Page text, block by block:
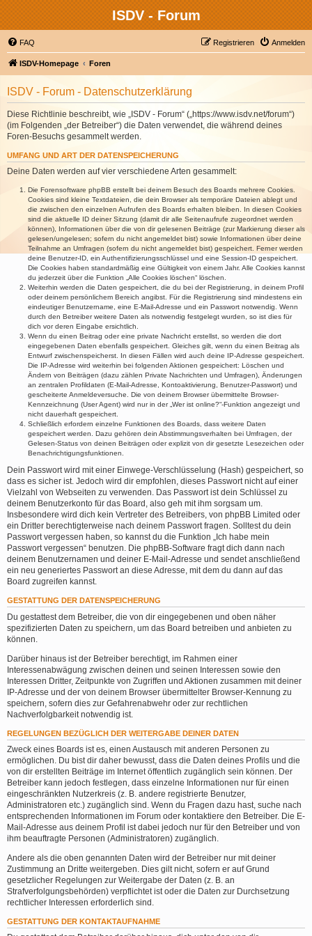
ISDV - Forum
FAQ Anmelden
Registrieren
ISDV-Homepage Foren
ISDV - Forum - Datenschutzerklärung
Diese Richtlinie beschreibt, wie „ISDV - Forum“ („https://www.isdv.net/forum“)
(im Folgenden „der Betreiber“) die Daten verwendet, die während deines
Foren-Besuchs gesammelt werden.
UMFANG UND ART DER DATENSPEICHERUNG
Deine Daten werden auf vier verschiedene Arten gesammelt:
Die Forensoftware phpBB erstellt bei deinem Besuch des Boards mehrere Cookies.
Cookies sind kleine Textdateien, die dein Browser als temporäre Dateien ablegt und
die zwischen den einzelnen Aufrufen des Boards erhalten bleiben. In diesen Cookies
sind die aktuelle ID deiner Sitzung (damit dir alle Seitenaufrufe zugeordnet werden
können), Informationen über die von dir gelesenen Beiträge (zur Markierung dieser als
gelesen/ungelesen; sofern du nicht angemeldet bist) sowie Informationen über deine
Teilnahme an Umfragen (sofern du nicht angemeldet bist) gespeichert. Ferner werden
deine Benutzer-ID, ein Authentifizierungsschlüssel und eine Session-ID gespeichert.
Die Cookies haben standardmäßig eine Gültigkeit von einem Jahr. Alle Cookies kannst
du jederzeit über die Funktion „Alle Cookies löschen“ löschen.
Weiterhin werden die Daten gespeichert, die du bei der Registrierung, in deinem Profil
oder deinem persönlichem Bereich angibst. Für die Registrierung sind mindestens ein
eindeutiger Benutzername, eine E-Mail-Adresse und ein Passwort notwendig. Wenn
durch den Betreiber weitere Daten als notwendig festgelegt wurden, so ist dies für
dich vor deren Eingabe ersichtlich.
Wenn du einen Beitrag oder eine private Nachricht erstellst, so werden die dort
eingegebenen Daten ebenfalls gespeichert. Gleiches gilt, wenn du einen Beitrag als
Entwurf zwischenspeicherst. In diesen Fällen wird auch deine IP-Adresse gespeichert.
Die IP-Adresse wird weiterhin bei folgenden Aktionen gespeichert: Löschen und
Ändern von Beiträgen (dazu zählen Private Nachrichten und Umfragen), Änderungen
an zentralen Profildaten (E-Mail-Adresse, Kontoaktivierung, Benutzer-Passwort) und
gescheiterte Anmeldeversuche. Die von deinem Browser übermittelte Browser-
Kennzeichnung (User Agent) wird nur in der „Wer ist online?“-Funktion angezeigt und
nicht dauerhaft gespeichert.
Schließlich erfordern einzelne Funktionen des Boards, dass weitere Daten
gespeichert werden. Dazu gehören dein Abstimmungsverhalten bei Umfragen, der
Gelesen-Status von deinen Beiträgen oder explizit von dir gesetzte Lesezeichen oder
Benachrichtigungsfunktionen.
Dein Passwort wird mit einer Einwege-Verschlüsselung (Hash) gespeichert, so
dass es sicher ist. Jedoch wird dir empfohlen, dieses Passwort nicht auf einer
Vielzahl von Webseiten zu verwenden. Das Passwort ist dein Schlüssel zu
deinem Benutzerkonto für das Board, also geh mit ihm sorgsam um.
Insbesondere wird dich kein Vertreter des Betreibers, von phpBB Limited oder
ein Dritter berechtigterweise nach deinem Passwort fragen. Solltest du dein
Passwort vergessen haben, so kannst du die Funktion „Ich habe mein
Passwort vergessen“ benutzen. Die phpBB-Software fragt dich dann nach
deinem Benutzernamen und deiner E-Mail-Adresse und sendet anschließend
ein neu generiertes Passwort an diese Adresse, mit dem du dann auf das
Board zugreifen kannst.
GESTATTUNG DER DATENSPEICHERUNG
Du gestattest dem Betreiber, die von dir eingegebenen und oben näher
spezifizierten Daten zu speichern, um das Board betreiben und anbieten zu
können.
Darüber hinaus ist der Betreiber berechtigt, im Rahmen einer
Interessenabwägung zwischen deinen und seinen Interessen sowie den
Interessen Dritter, Zeitpunkte von Zugriffen und Aktionen zusammen mit deiner
IP-Adresse und der von deinem Browser übermittelter Browser-Kennung zu
speichern, sofern dies zur Gefahrenabwehr oder zur rechtlichen
Nachverfolgbarkeit notwendig ist.
REGELUNGEN BEZÜGLICH DER WEITERGABE DEINER DATEN
Zweck eines Boards ist es, einen Austausch mit anderen Personen zu
ermöglichen. Du bist dir daher bewusst, dass die Daten deines Profils und die
von dir erstellten Beiträge im Internet öffentlich zugänglich sein können. Der
Betreiber kann jedoch festlegen, dass einzelne Informationen nur für einen
eingeschränkten Nutzerkreis (z. B. andere registrierte Benutzer,
Administratoren etc.) zugänglich sind. Wenn du Fragen dazu hast, suche nach
entsprechenden Informationen im Forum oder kontaktiere den Betreiber. Die E-
Mail-Adresse aus deinem Profil ist dabei jedoch nur für den Betreiber und von
ihm beauftragte Personen (Administratoren) zugänglich.
Andere als die oben genannten Daten wird der Betreiber nur mit deiner
Zustimmung an Dritte weitergeben. Dies gilt nicht, sofern er auf Grund
gesetzlicher Regelungen zur Weitergabe der Daten (z. B. an
Strafverfolgungsbehörden) verpflichtet ist oder die Daten zur Durchsetzung
rechtlicher Interessen erforderlich sind.
GESTATTUNG DER KONTAKTAUFNAHME